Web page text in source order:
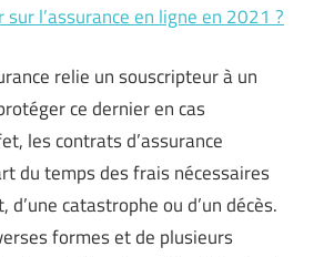
l’assurance en ligne en 2021 ?
relie un souscripteur à un
ce dernier en cas
les contrats d’assurance
du temps des frais nécessaires
d’une catastrophe ou d’un décès.
formes et de plusieurs